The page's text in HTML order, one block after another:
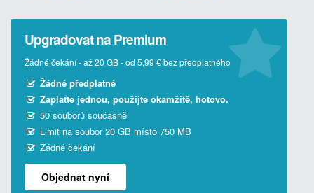
Upgradovat na Premium
Žádné čekání - až 20 GB - od 5,99 € bez předplatného
Žádné předplatné
Zaplaťte jednou, použijte okamžitě, hotovo.
50 souborů současně
Limit na soubor 20 GB místo 750 MB
Žádné čekání
Objednat nyní